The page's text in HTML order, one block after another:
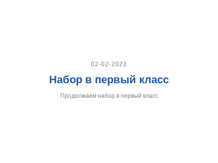
02-02-2022
Набор в первый класс
Продолжаем набор в первый класс